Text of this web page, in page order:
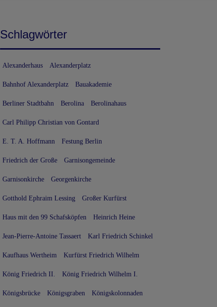
Schlagwörter
Alexanderhaus Alexanderplatz
Bahnhof Alexanderplatz Bauakademie
Berliner Stadtbahn Berolina Berolinahaus
Carl Philipp Christian von Gontard
E. T. A. Hoffmann Festung Berlin
Friedrich der Große Garnisongemeinde
Garnisonkirche Georgenkirche
Gotthold Ephraim Lessing Großer Kurfürst
Haus mit den 99 Schafsköpfen Heinrich Heine
Jean-Pierre-Antoine Tassaert Karl Friedrich Schinkel
Kaufhaus Wertheim Kurfürst Friedrich Wilhelm
König Friedrich II. König Friedrich Wilhelm I.
Königsbrücke Königsgraben Königskolonnaden